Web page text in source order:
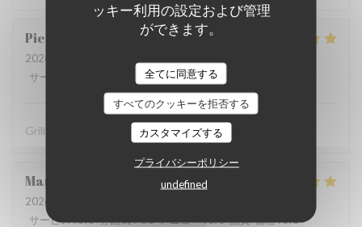
ッキー利用の設定および管理
ができます。
全てに同意する
すべてのクッキーを拒否する
カスタマイズする
プライバシーポリシー
undefined
Pierre
2026-07-31
サービス
/5 メニュー: 5/5
Grillades à recommander
Martine
2026-08-01
サービス:5/5 雰囲気:4/5 メニュー:5/5 品質-価格:5/5